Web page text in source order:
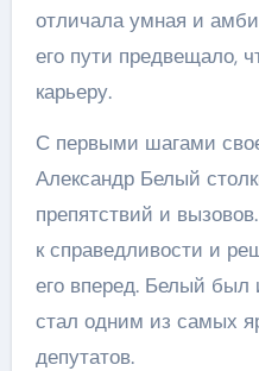
отличала умная и
его пути предвещало,
карьеру.
С первыми шагами
Александр Белый
препятствий и
к справедливости и
его вперед. Белый был
стал одним из самых
депутатов.